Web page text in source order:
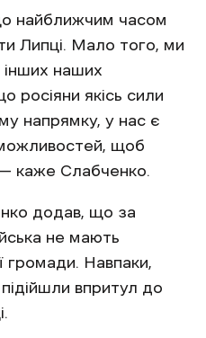
найближчим часом
Липці. Мало того, ми
інших наших
росіяни якісь сили
напрямку, у нас є
щоб
каже Слабченко.
додав, що за
не мають
громади. Навпаки,
впритул до